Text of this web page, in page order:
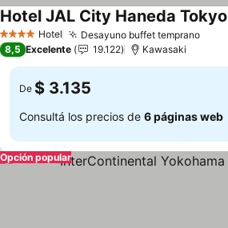
4 EstrellasHotel Desayuno buffet temprano
Hotel JAL City Haneda Tokyo
8,5 Excelente 19.122 Kawasaki
De $ 3.135
Consultá los precios de 6 páginas web
Opción popular